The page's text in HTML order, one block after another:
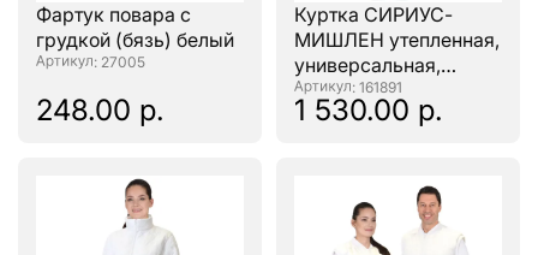
Фартук повара с
грудкой (бязь) белый
: 27005
248.00 р.
Куртка СИРИУС-
МИШЛЕН утепленная,
универсальная,
тёмно-синяя
: 161891
1 530.00 р.